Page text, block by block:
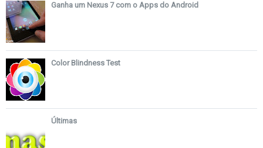
Ganha um Nexus 7 com o Apps do Android
Color Blindness Test
Últimas